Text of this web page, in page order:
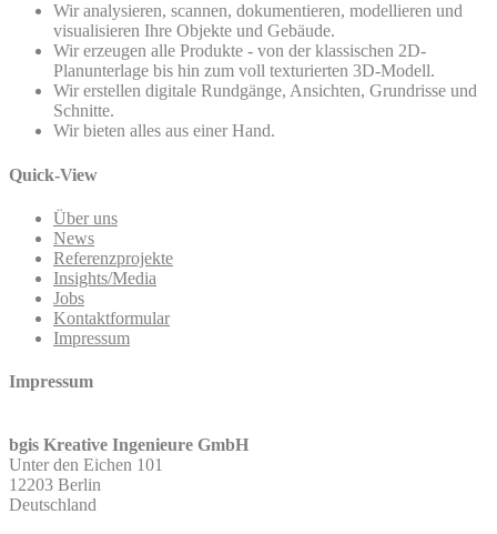
Wir analysieren, scannen, dokumentieren, modellieren und
visualisieren Ihre Objekte und Gebäude.
Wir erzeugen alle Produkte - von der klassischen 2D-
Planunterlage bis hin zum voll texturierten 3D-Modell.
Wir erstellen digitale Rundgänge, Ansichten, Grundrisse und
Schnitte.
Wir bieten alles aus einer Hand.
Quick-View
Über uns
News
Referenzprojekte
Insights/Media
Jobs
Kontaktformular
Impressum
Impressum
bgis Kreative Ingenieure GmbH
Unter den Eichen 101
12203 Berlin
Deutschland